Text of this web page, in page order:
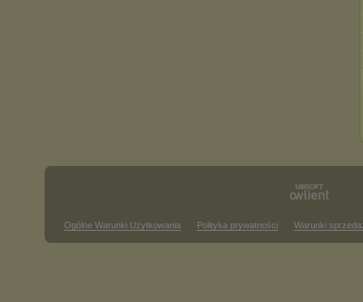
Ogólne Warunki Użytkowania Polityka prywatności Warunki